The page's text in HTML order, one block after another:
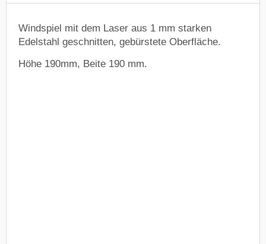
Windspiel mit dem Laser aus 1 mm starken
Edelstahl geschnitten, gebürstete Oberfläche.
Höhe 190mm, Beite 190 mm.